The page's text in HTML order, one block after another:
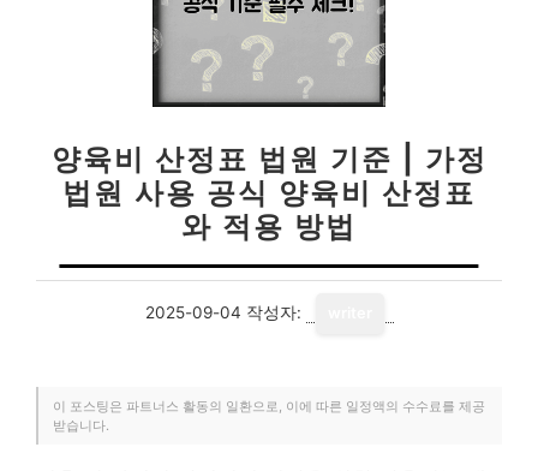
양육비 산정표 법원 기준 | 가정
법원 사용 공식 양육비 산정표
와 적용 방법
2025-09-04 작성자:
이 포스팅은 파트너스 활동의 일환으로, 이에 따른 일정액의 수수료를 제공
받습니다.